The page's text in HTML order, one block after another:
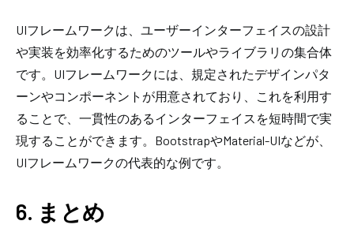
UIフレームワークは、ユーザーインターフェイスの設計
や実装を効率化するためのツールやライブラリの集合体
です。UIフレームワークには、規定されたデザインパタ
ーンやコンポーネントが用意されており、これを利用す
ることで、一貫性のあるインターフェイスを短時間で実
現することができます。BootstrapやMaterial-UIなどが、
UIフレームワークの代表的な例です。
6. まとめ